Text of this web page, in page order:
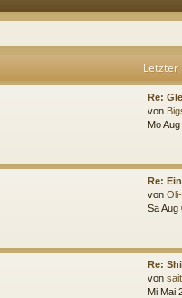
Letzter
Re:
von
Mo
Re:
von
Sa Aug
Re:
von
Mi Mai